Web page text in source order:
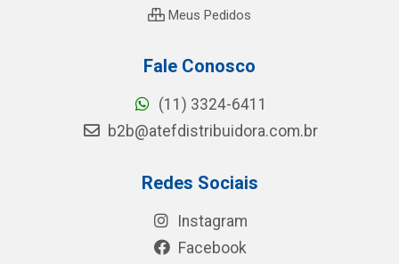
Meus Pedidos
Fale Conosco
(11) 3324-6411
b2b@atefdistribuidora.com.br
Redes Sociais
Instagram
Facebook